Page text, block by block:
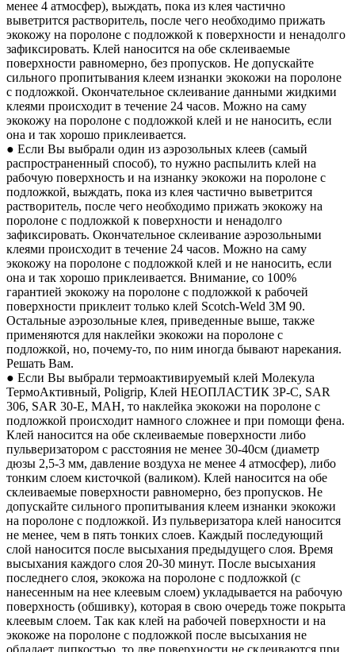
менее 4 атмосфер), выждать, пока из клея частично
выветрится растворитель, после чего необходимо прижать
экокожу на поролоне с подложкой к поверхности и ненадолго
зафиксировать. Клей наносится на обе склеиваемые
поверхности равномерно, без пропусков. Не допускайте
сильного пропитывания клеем изнанки экокожи на поролоне
с подложкой. Окончательное склеивание данными жидкими
клеями происходит в течение 24 часов. Можно на саму
экокожу на поролоне с подложкой клей и не наносить, если
она и так хорошо приклеивается.
● Если Вы выбрали один из аэрозольных клеев (самый
распространенный способ), то нужно распылить клей на
рабочую поверхность и на изнанку экокожи на поролоне с
подложкой, выждать, пока из клея частично выветрится
растворитель, после чего необходимо прижать экокожу на
поролоне с подложкой к поверхности и ненадолго
зафиксировать. Окончательное склеивание аэрозольными
клеями происходит в течение 24 часов. Можно на саму
экокожу на поролоне с подложкой клей и не наносить, если
она и так хорошо приклеивается. Внимание, со 100%
гарантией экокожу на поролоне с подложкой к рабочей
поверхности приклеит только клей Scotch-Weld 3M 90.
Остальные аэрозольные клея, приведенные выше, также
применяются для наклейки экокожи на поролоне с
подложкой, но, почему-то, по ним иногда бывают нарекания.
Решать Вам.
● Если Вы выбрали термоактивируемый клей Молекула
ТермоАктивный, Poligrip, Клей НЕОПЛАСТИК 3P-C, SAR
306, SAR 30-E, MAH, то наклейка экокожи на поролоне с
подложкой происходит намного сложнее и при помощи фена.
Клей наносится на обе склеиваемые поверхности либо
пульверизатором с расстояния не менее 30-40см (диаметр
дюзы 2,5-3 мм, давление воздуха не менее 4 атмосфер), либо
тонким слоем кисточкой (валиком). Клей наносится на обе
склеиваемые поверхности равномерно, без пропусков. Не
допускайте сильного пропитывания клеем изнанки экокожи
на поролоне с подложкой. Из пульверизатора клей наносится
не менее, чем в пять тонких слоев. Каждый последующий
слой наносится после высыхания предыдущего слоя. Время
высыхания каждого слоя 20-30 минут. После высыхания
последнего слоя, экокожа на поролоне с подложкой (с
нанесенным на нее клеевым слоем) укладывается на рабочую
поверхность (обшивку), которая в свою очередь тоже покрыта
клеевым слоем. Так как клей на рабочей поверхности и на
экокоже на поролоне с подложкой после высыхания не
обладает липкостью, то две поверхности не склеиваются при